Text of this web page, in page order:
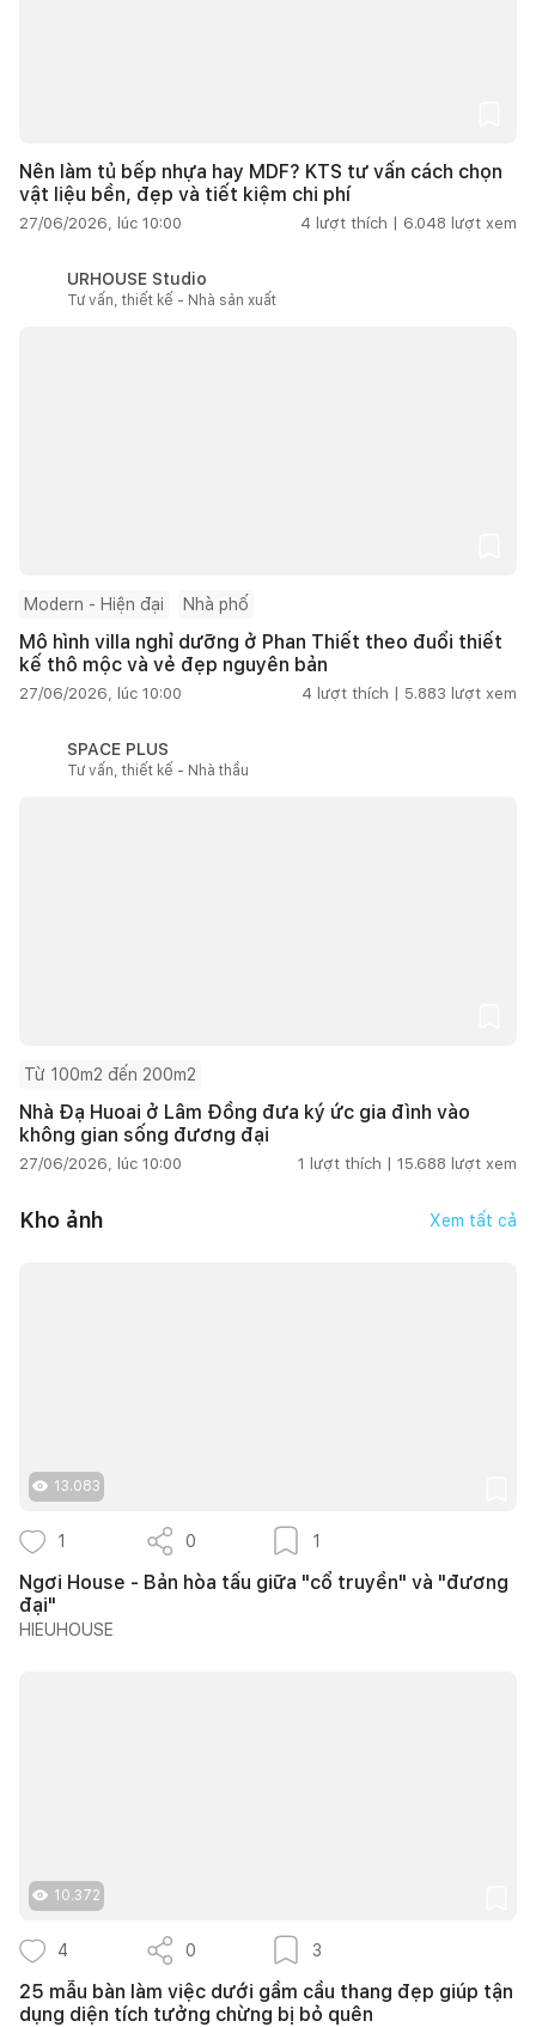
Nên làm tủ bếp nhựa hay MDF? KTS tư vấn cách chọn
vật liệu bền, đẹp và tiết kiệm chi phí
27/06/2026, lúc 10:00 4 lượt thích | 6.048 lượt xem
URHOUSE Studio
Tư vấn, thiết kế - Nhà sản xuất
Modern - Hiện đại Nhà phố
Mô hình villa nghỉ dưỡng ở Phan Thiết theo đuổi thiết
kế thô mộc và vẻ đẹp nguyên bản
27/06/2026, lúc 10:00 4 lượt thích | 5.883 lượt xem
SPACE PLUS
Tư vấn, thiết kế - Nhà thầu
Từ 100m2 đến 200m2
Nhà Đạ Huoai ở Lâm Đồng đưa ký ức gia đình vào
không gian sống đương đại
27/06/2026, lúc 10:00 1 lượt thích | 15.688 lượt xem
Kho ảnh Xem tất cả
13.083
1 0 1
Ngơi House - Bản hòa tấu giữa "cổ truyền" và "đương
đại"
HIEUHOUSE
10.372
4 0 3
25 mẫu bàn làm việc dưới gầm cầu thang đẹp giúp tận
dụng diện tích tưởng chừng bị bỏ quên